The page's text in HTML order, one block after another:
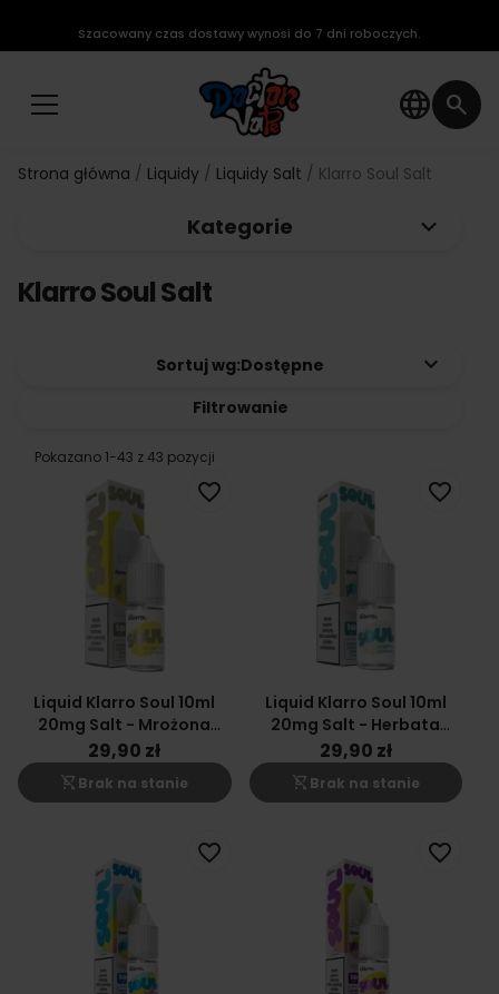
language search
Szacowany czas dostawy wynosi do 7 dni roboczych.
Strona główna Liquidy Liquidy Salt Klarro Soul Salt
Kategorie keyboard_arrow_down
Klarro Soul Salt
Sortuj wg:Dostępne keyboard_arrow_down
Filtrowanie
Pokazano 1-43 z 43 pozycji
Liquid Klarro Soul 10ml
20mg Salt - Mrożona
Herbata & Cytryna
29,90 zł
shopping_cart_off Brak na stanie
favorite_border
Liquid Klarro Soul 10ml
20mg Salt - Herbata
Oolong
29,90 zł
shopping_cart_off Brak na stanie
favorite_border
favorite_border favorite_border